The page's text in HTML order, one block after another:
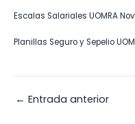
Escalas Salariales UOMRA
Planillas Seguro y Sepelio
← Entrada anterior